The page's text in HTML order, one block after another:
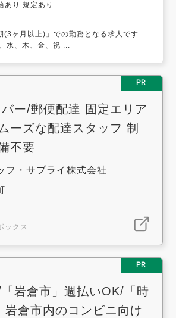
あり 規定あり
ヶ月以上)」での勤務となる求人です
水、木、金、祝 ...
PR
ー/郵便配達 固定エリア
ーズな配達スタッフ 制
不要
フ・サプライ株式会社
ックス
PR
「岩倉市」週払いOK/「時
岩倉市内のコンビニ向け